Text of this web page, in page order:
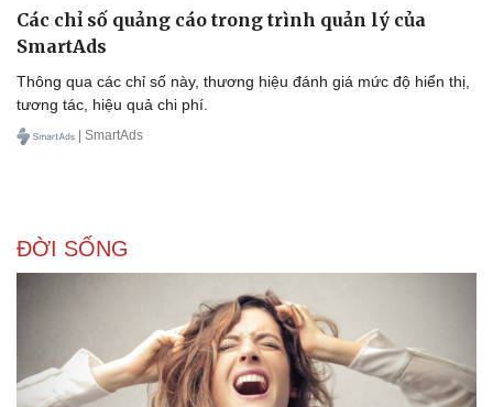
Các chỉ số quảng cáo trong trình quản lý của
SmartAds
Thông qua các chỉ số này, thương hiệu đánh giá mức độ hiển thị,
tương tác, hiệu quả chi phí.
| SmartAds
ĐỜI SỐNG